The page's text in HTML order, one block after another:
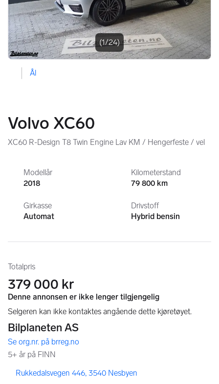
(1/24)
Ål
Volvo XC60
XC60 R-Design T8 Twin Engine Lav KM / Hengerfeste / vel
Modellår
2018
Kilometerstand
79 800 km
Girkasse
Automat
Drivstoff
Hybrid bensin
Totalpris
379 000 kr
,
Rukkedalsvegen 446, 3540 Nesbyen